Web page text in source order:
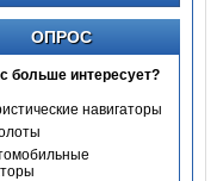
ОПРОС
больше интересует?
навигаторы